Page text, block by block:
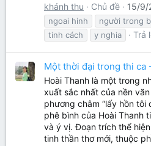
khánh thu
Chủ đề 15/9/
ngoai hinh
người trong
tinh cách
y nghia Trả
Một thời đại trong thi ca
Hoài Thanh là một trong
xuất sắc nhất của nền
phương châm “lấy hồn tôi
phê bình của Hoài Thanh
và ý vị. Đoạn trích thể
tinh thần thơ mới, thuộc